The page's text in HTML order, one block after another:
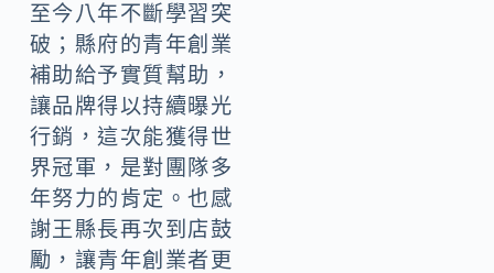
至今八年不斷學習突
破；縣府的青年創業
補助給予實質幫助，
讓品牌得以持續曝光
行銷，這次能獲得世
界冠軍，是對團隊多
年努力的肯定。也感
謝王縣長再次到店鼓
勵，讓青年創業者更